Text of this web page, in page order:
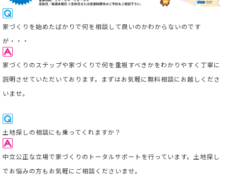
家づくりを始めたばかりで何を相談して良いのかわからないのです
が・・・
家づくりのステップや家づくりで何を重視すべきかをわかりやすく丁寧に
説明させていただいております。まずはお気軽に無料相談にお越しくださ
いませ。
土地探しの相談にも乗ってくれますか？
中立公正な立場で家づくりのトータルサポートを行っています。 土地探し
でお悩みの方もお気軽にご相談くださいませ。